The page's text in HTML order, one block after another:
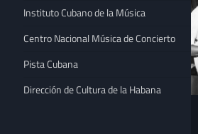
Instituto Cubano de la Música
Centro Nacional Música de Concierto
Pista Cubana
Dirección de Cultura de la Habana